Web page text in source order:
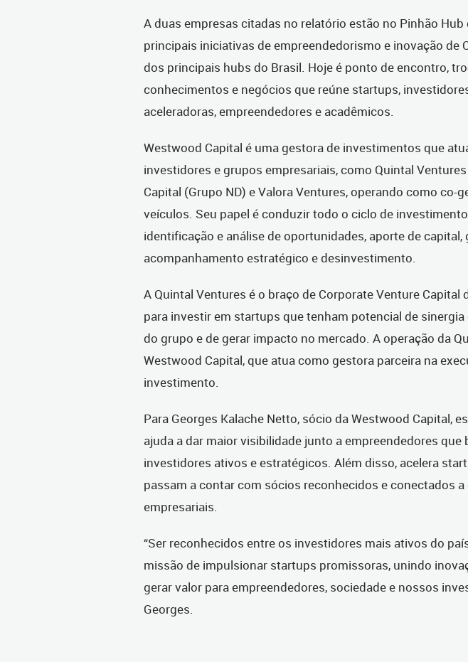
A duas empresas citadas no relatório estão no Pinhão Hub
principais iniciativas de empreendedorismo e inovação de
dos principais hubs do Brasil. Hoje é ponto de encontro,
conhecimentos e negócios que reúne startups,
aceleradoras, empreendedores e acadêmicos.
Westwood Capital é uma gestora de investimentos que
investidores e grupos empresariais, como Quintal
Capital (Grupo ND) e Valora Ventures, operando como co-
veículos. Seu papel é conduzir todo o ciclo de
identificação e análise de oportunidades, aporte de capital,
acompanhamento estratégico e desinvestimento.
A Quintal Ventures é o braço de Corporate Venture Capital
para investir em startups que tenham potencial de
do grupo e de gerar impacto no mercado. A operação da
Westwood Capital, que atua como gestora parceira na
investimento.
Para Georges Kalache Netto, sócio da Westwood Capital,
ajuda a dar maior visibilidade junto a empreendedores que
investidores ativos e estratégicos. Além disso, acelera
passam a contar com sócios reconhecidos e conectados
empresariais.
“Ser reconhecidos entre os investidores mais ativos do
missão de impulsionar startups promissoras, unindo
gerar valor para empreendedores, sociedade e nossos
Georges.